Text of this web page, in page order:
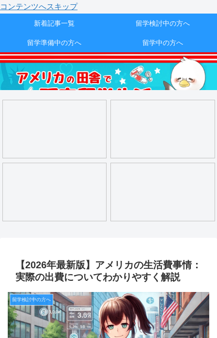
コンテンツへスキップ
新着記事一覧 留学検討中の方へ
留学準備中の方へ 留学中の方へ
【2026年最新版】アメリカの生活費事情：
実際の出費についてわかりやすく解説
留学検討中の方へ